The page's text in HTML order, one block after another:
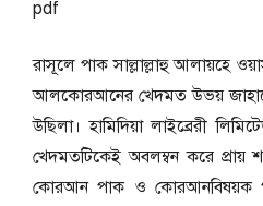
pdf
রাসূলে পাক সাল্লাল্লাহু আলায়হে
আলকোরআনের খেদমত উভয়
উছিলা। হামিদিয়া লাইব্রেরী
খেদমতটিকেই অবলম্বন করে প্রায়
কোরআন পাক ও কোরআনবিষয়ক